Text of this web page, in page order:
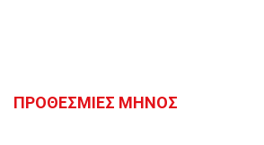
ΠΡΟΘΕΣΜΙΕΣ ΜΗΝΟΣ